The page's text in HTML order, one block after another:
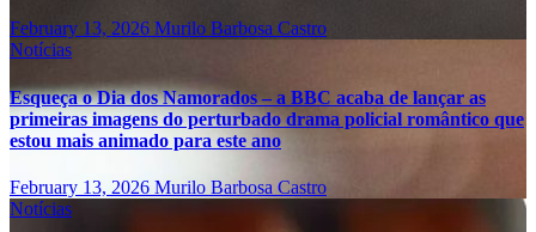
February 13, 2026 Murilo Barbosa Castro
Notícias
Esqueça o Dia dos Namorados – a BBC acaba de lançar as
primeiras imagens do perturbado drama policial romântico que
estou mais animado para este ano
February 13, 2026 Murilo Barbosa Castro
Notícias